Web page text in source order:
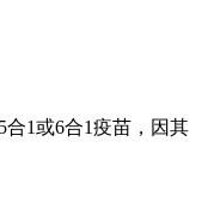
1或6合1疫苗，因其